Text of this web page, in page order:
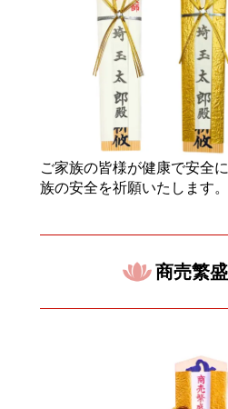
ご家族の皆様が健康で安全
族の安全を祈願いたします。
商売繁